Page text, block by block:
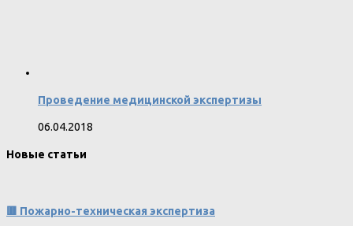
Проведение медицинской экспертизы
06.04.2018
Новые статьи
🟥 Пожарно-техническая экспертиза